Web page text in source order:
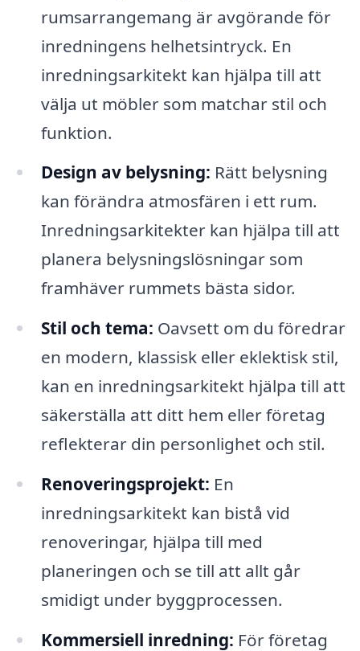
rumsarrangemang är avgörande för
inredningens helhetsintryck. En
inredningsarkitekt kan hjälpa till att
välja ut möbler som matchar stil och
funktion.
Design av belysning: Rätt belysning
kan förändra atmosfären i ett rum.
Inredningsarkitekter kan hjälpa till att
planera belysningslösningar som
framhäver rummets bästa sidor.
Stil och tema: Oavsett om du föredrar
en modern, klassisk eller eklektisk stil,
kan en inredningsarkitekt hjälpa till att
säkerställa att ditt hem eller företag
reflekterar din personlighet och stil.
Renoveringsprojekt: En
inredningsarkitekt kan bistå vid
renoveringar, hjälpa till med
planeringen och se till att allt går
smidigt under byggprocessen.
Kommersiell inredning: För företag